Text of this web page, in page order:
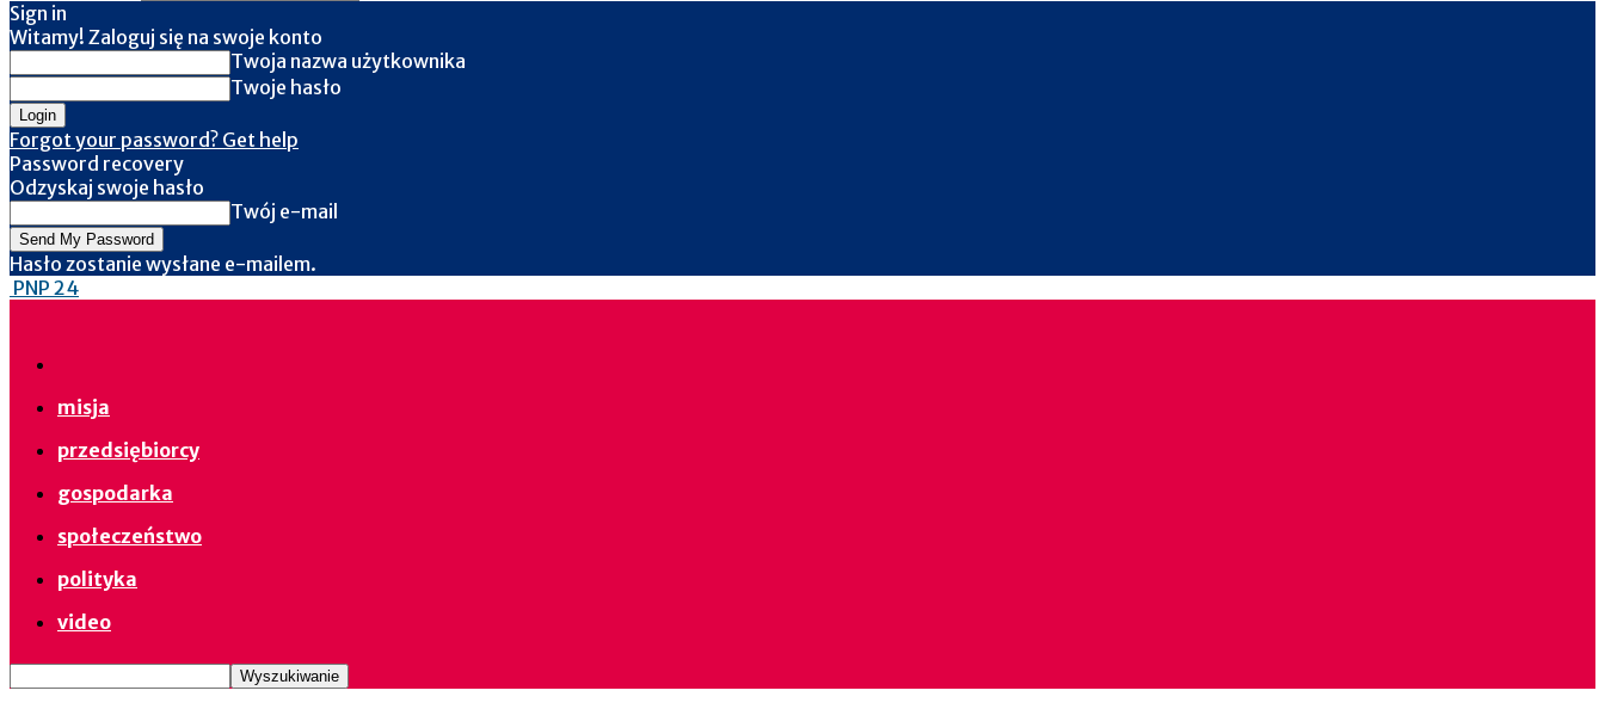
Sign in
Witamy! Zaloguj się na swoje konto
Twoja nazwa użytkownika
Twoje hasło
Forgot your password? Get help
Password recovery
Odzyskaj swoje hasło
Twój e-mail
Hasło zostanie wysłane e-mailem.
PNP 24
misja
przedsiębiorcy
gospodarka
społeczeństwo
polityka
video